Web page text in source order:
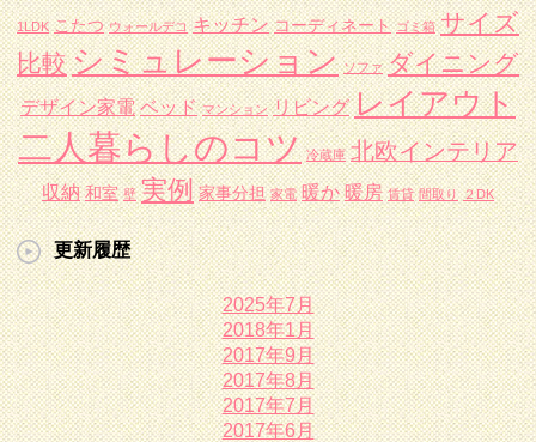
1LDK こたつ ウォールデコ キッチン コーディネート ゴミ箱 サイズ
比較シミュレーション ソファ ダイニング
デザイン家電 ベッド マンション リビング レイアウト
二人暮らしのコツ 冷蔵庫 北欧インテリア
収納 和室 壁 実例 家事分担 家電 暖か 暖房 賃貸 間取り ２DK
更新履歴
2025年7月
2018年1月
2017年9月
2017年8月
2017年7月
2017年6月